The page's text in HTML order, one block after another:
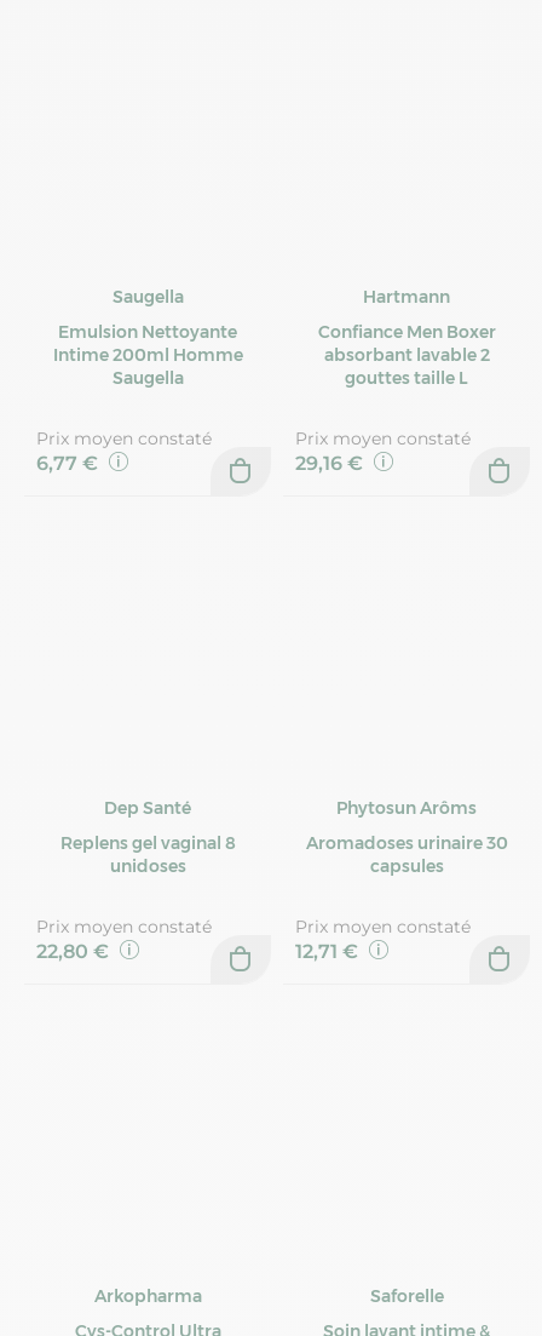
Saugella
Emulsion Nettoyante
Intime 200ml Homme
Saugella
Prix moyen constaté
6,77 €
Hartmann
Confiance Men Boxer
absorbant lavable 2
gouttes taille L
Prix moyen constaté
29,16 €
Dep Santé
Replens gel vaginal 8
unidoses
Prix moyen constaté
22,80 €
Phytosun Arôms
Aromadoses urinaire 30
capsules
Prix moyen constaté
12,71 €
Arkopharma
Saforelle